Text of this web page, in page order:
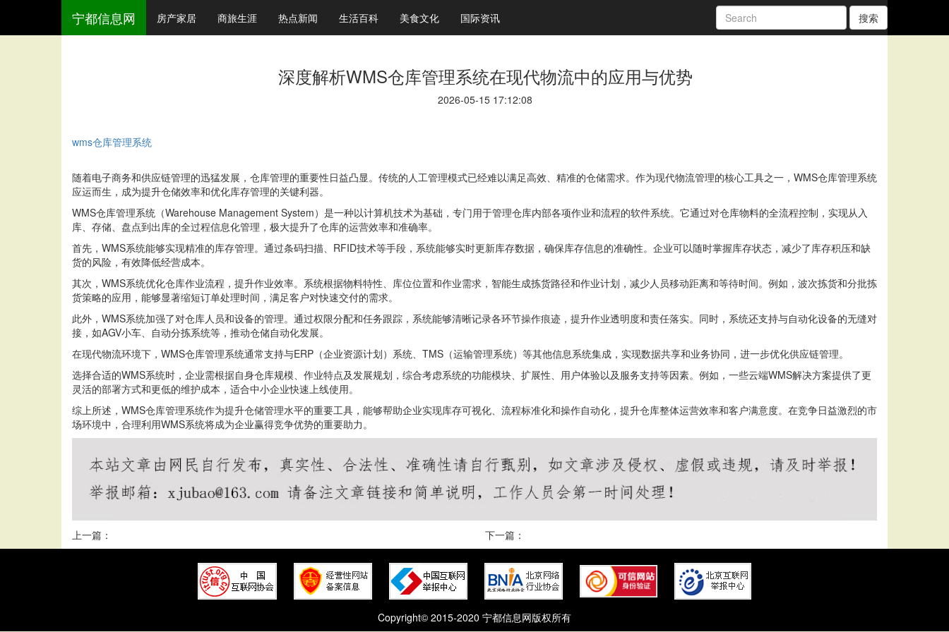
宁都信息网 房产家居 商旅生涯 热点新闻 生活百科 美食文化 国际资讯 搜索
深度解析WMS仓库管理系统在现代物流中的应用与优势
2026-05-15 17:12:08
wms仓库管理系统
随着电子商务和供应链管理的迅猛发展，仓库管理的重要性日益凸显。传统的人工管理模式已经难以满足高效、精准的仓储需求。作为现代物流管理的核心工具之一，WMS仓库管理系统
应运而生，成为提升仓储效率和优化库存管理的关键利器。
WMS仓库管理系统（Warehouse Management System）是一种以计算机技术为基础，专门用于管理仓库内部各项作业和流程的软件系统。它通过对仓库物料的全流程控制，实现从入
库、存储、盘点到出库的全过程信息化管理，极大提升了仓库的运营效率和准确率。
首先，WMS系统能够实现精准的库存管理。通过条码扫描、RFID技术等手段，系统能够实时更新库存数据，确保库存信息的准确性。企业可以随时掌握库存状态，减少了库存积压和缺
货的风险，有效降低经营成本。
其次，WMS系统优化仓库作业流程，提升作业效率。系统根据物料特性、库位位置和作业需求，智能生成拣货路径和作业计划，减少人员移动距离和等待时间。例如，波次拣货和分批拣
货策略的应用，能够显著缩短订单处理时间，满足客户对快速交付的需求。
此外，WMS系统加强了对仓库人员和设备的管理。通过权限分配和任务跟踪，系统能够清晰记录各环节操作痕迹，提升作业透明度和责任落实。同时，系统还支持与自动化设备的无缝对
接，如AGV小车、自动分拣系统等，推动仓储自动化发展。
在现代物流环境下，WMS仓库管理系统通常支持与ERP（企业资源计划）系统、TMS（运输管理系统）等其他信息系统集成，实现数据共享和业务协同，进一步优化供应链管理。
选择合适的WMS系统时，企业需根据自身仓库规模、作业特点及发展规划，综合考虑系统的功能模块、扩展性、用户体验以及服务支持等因素。例如，一些云端WMS解决方案提供了更
灵活的部署方式和更低的维护成本，适合中小企业快速上线使用。
综上所述，WMS仓库管理系统作为提升仓储管理水平的重要工具，能够帮助企业实现库存可视化、流程标准化和操作自动化，提升仓库整体运营效率和客户满意度。在竞争日益激烈的市
场环境中，合理利用WMS系统将成为企业赢得竞争优势的重要助力。
上一篇： 下一篇：
Copyright© 2015-2020 宁都信息网版权所有